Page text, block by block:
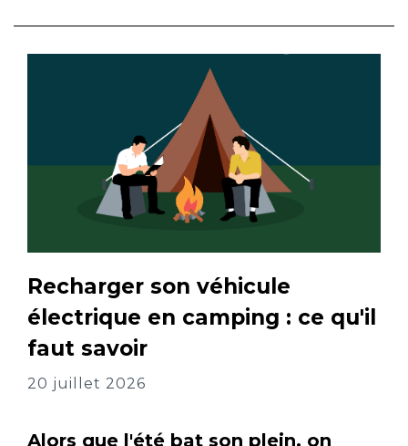
Recharger son véhicule
électrique en camping : ce qu'il
faut savoir
20 juillet 2026
Alors que l'été bat son plein, on